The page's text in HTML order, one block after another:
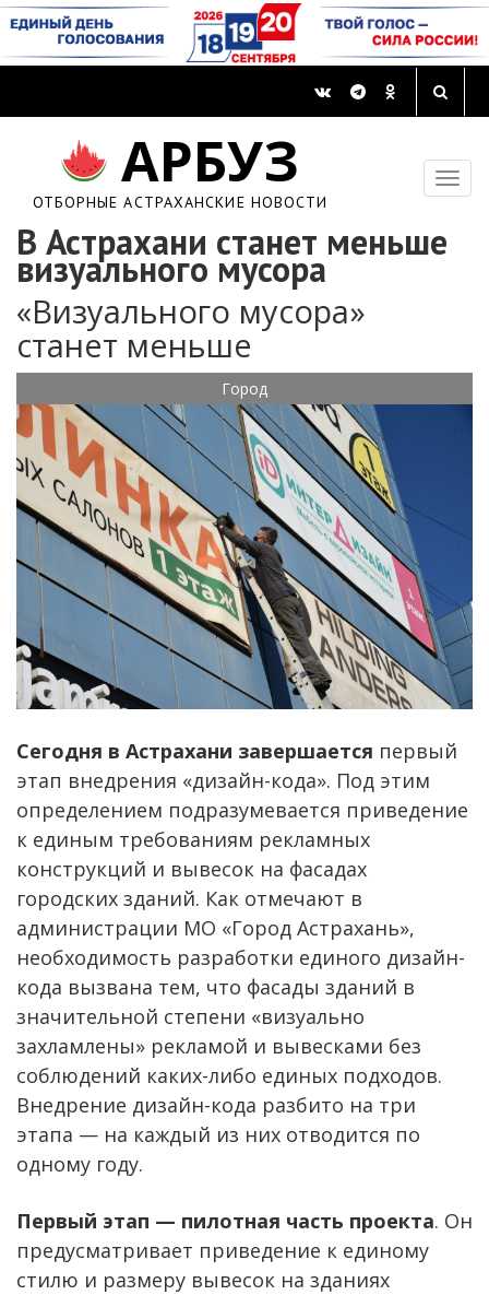
АРБУЗ
ОТБОРНЫЕ АСТРАХАНСКИЕ НОВОСТИ
В Астрахани станет меньше
визуального мусора
«Визуального мусора»
станет меньше
Город
Сегодня в Астрахани завершается первый
этап внедрения «дизайн-кода». Под этим
определением подразумевается приведение
к единым требованиям рекламных
конструкций и вывесок на фасадах
городских зданий. Как отмечают в
администрации МО «Город Астрахань»,
необходимость разработки единого дизайн-
кода вызвана тем, что фасады зданий в
значительной степени «визуально
захламлены» рекламой и вывесками без
соблюдений каких-либо единых подходов.
Внедрение дизайн-кода разбито на три
этапа — на каждый из них отводится по
одному году.
Первый этап — пилотная часть проекта. Он
предусматривает приведение к единому
стилю и размеру вывесок на зданиях